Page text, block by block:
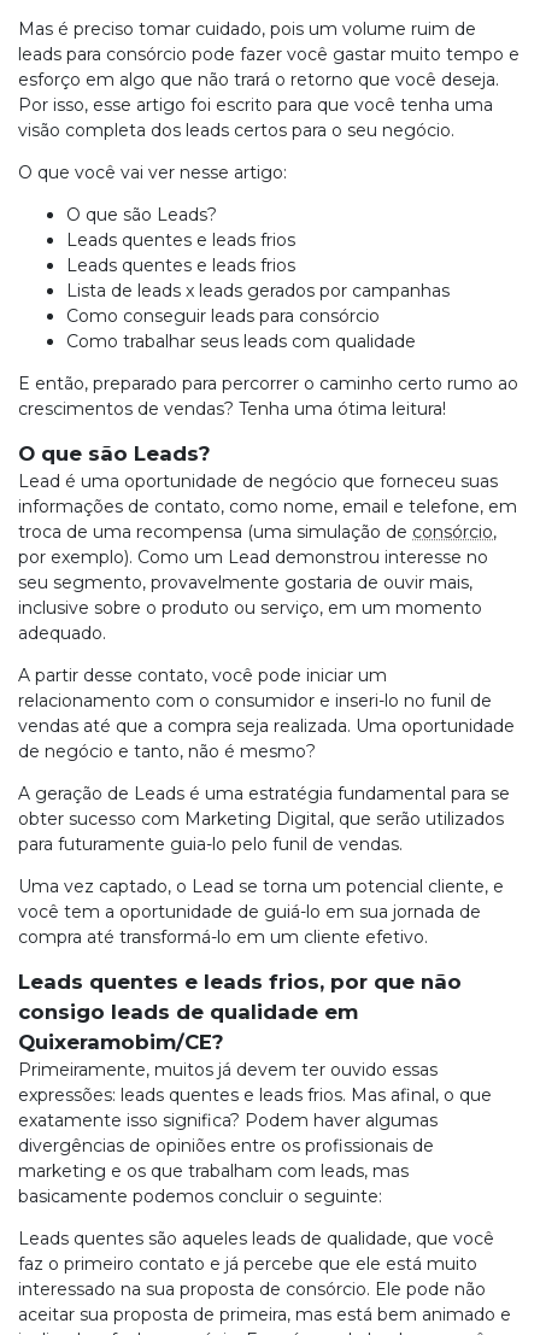
Mas é preciso tomar cuidado, pois um volume ruim de
leads para consórcio pode fazer você gastar muito tempo e
esforço em algo que não trará o retorno que você deseja.
Por isso, esse artigo foi escrito para que você tenha uma
visão completa dos leads certos para o seu negócio.
O que você vai ver nesse artigo:
O que são Leads?
Leads quentes e leads frios
Leads quentes e leads frios
Lista de leads x leads gerados por campanhas
Como conseguir leads para consórcio
Como trabalhar seus leads com qualidade
E então, preparado para percorrer o caminho certo rumo ao
crescimentos de vendas? Tenha uma ótima leitura!
O que são Leads?
Lead é uma oportunidade de negócio que forneceu suas
informações de contato, como nome, email e telefone, em
troca de uma recompensa (uma simulação de consórcio,
por exemplo). Como um Lead demonstrou interesse no
seu segmento, provavelmente gostaria de ouvir mais,
inclusive sobre o produto ou serviço, em um momento
adequado.
A partir desse contato, você pode iniciar um
relacionamento com o consumidor e inseri-lo no funil de
vendas até que a compra seja realizada. Uma oportunidade
de negócio e tanto, não é mesmo?
A geração de Leads é uma estratégia fundamental para se
obter sucesso com Marketing Digital, que serão utilizados
para futuramente guia-lo pelo funil de vendas.
Uma vez captado, o Lead se torna um potencial cliente, e
você tem a oportunidade de guiá-lo em sua jornada de
compra até transformá-lo em um cliente efetivo.
Leads quentes e leads frios, por que não
consigo leads de qualidade em
Quixeramobim/CE?
Primeiramente, muitos já devem ter ouvido essas
expressões: leads quentes e leads frios. Mas afinal, o que
exatamente isso significa? Podem haver algumas
divergências de opiniões entre os profissionais de
marketing e os que trabalham com leads, mas
basicamente podemos concluir o seguinte:
Leads quentes são aqueles leads de qualidade, que você
faz o primeiro contato e já percebe que ele está muito
interessado na sua proposta de consórcio. Ele pode não
aceitar sua proposta de primeira, mas está bem animado e